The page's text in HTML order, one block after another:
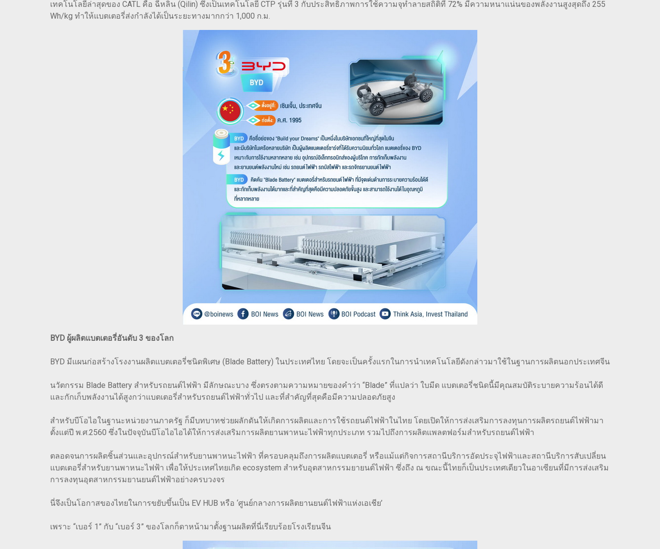
เทคโนโลยีล่าสุดของ CATL คือ ฉีหลิน (Qilin) ซึ่งเป็นเทคโนโลยี CTP รุ่นที่ 3 กับประสิทธิภาพการใช้ความจุทำลายสถิติที่ 72% มีความหนาแน่นของพลังงานสูงสุดถึง 255
Wh/kg ทำให้แบตเตอรี่ส่งกำลังได้เป็นระยะทางมากกว่า 1,000 ก.ม.
BYD ผู้ผลิตแบตเตอรี่อันดับ 3 ของโลก
BYD มีแผนก่อสร้างโรงงานผลิตแบตเตอรี่ชนิดพิเศษ (Blade Battery) ในประเทศไทย โดยจะเป็นครั้งแรกในการนำเทคโนโลยีดังกล่าวมาใช้ในฐานการผลิตนอกประเทศจีน
นวัตกรรม Blade Battery สำหรับรถยนต์ไฟฟ้า มีลักษณะบาง ซึ่งตรงตามความหมายของคำว่า “Blade” ที่แปลว่า ใบมีด แบตเตอรี่ชนิดนี้มีคุณสมบัติระบายความร้อนได้ดี
และกักเก็บพลังงานได้สูงกว่าแบตเตอรี่สำหรับรถยนต์ไฟฟ้าทั่วไป และที่สำคัญที่สุดคือมีความปลอดภัยสูง
สำหรับบีโอไอในฐานะหน่วยงานภาครัฐ ก็มีบทบาทช่วยผลักดันให้เกิดการผลิตและการใช้รถยนต์ไฟฟ้าในไทย โดยเปิดให้การส่งเสริมการลงทุนการผลิตรถยนต์ไฟฟ้ามา
ตั้งแต่ปี พ.ศ.2560 ซึ่งในปัจจุบันบีโอไอไอได้ให้การส่งเสริมการผลิตยานพาหนะไฟฟ้าทุกประเภท รวมไปถึงการผลิตแพลตฟอร์มสำหรับรถยนต์ไฟฟ้า
ตลอดจนการผลิตชิ้นส่วนและอุปกรณ์สำหรับยานพาหนะไฟฟ้า ที่ครอบคลุมถึงการผลิตแบตเตอรี่ หรือแม้แต่กิจการสถานีบริการอัดประจุไฟฟ้าและสถานีบริการสับเปลี่ยน
แบตเตอรี่สำหรับยานพาหนะไฟฟ้า เพื่อให้ประเทศไทยเกิด ecosystem สำหรับอุตสาหกรรมยายนต์ไฟฟ้า ซึ่งถึง ณ ขณะนี้ไทยก็เป็นประเทศเดียวในอาเซียนที่มีการส่งเสริม
การลงทุนอุตสาหกรรมยานยนต์ไฟฟ้าอย่างครบวงจร
นี่จึงเป็นโอกาสของไทยในการขยับขึ้นเป็น EV HUB หรือ ‘ศูนย์กลางการผลิตยานยนต์ไฟฟ้าแห่งเอเชีย’
เพราะ “เบอร์ 1” กับ “เบอร์ 3” ของโลกก็ดาหน้ามาตั้งฐานผลิตที่นี่เรียบร้อยโรงเรียนจีน